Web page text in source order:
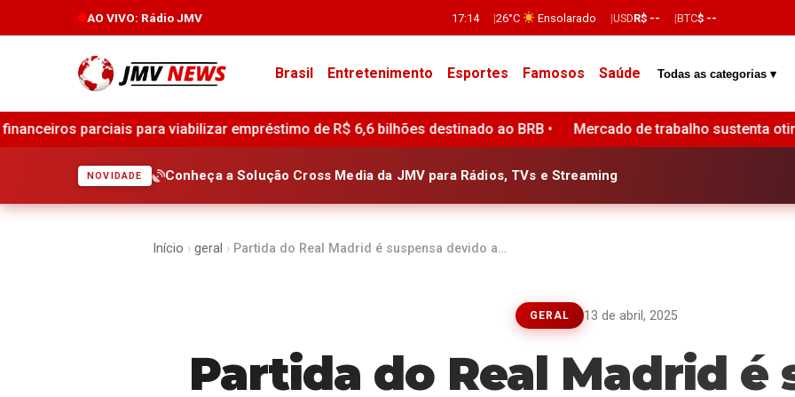
AO VIVO: Rádio JMV 17:14 26°C Ensolarado USDR$ -- BTC$ --
Brasil Entretenimento Esportes Famosos Saúde Todas as categorias ▾
empréstimo de R$ 6,6 bilhões destinado ao BRB • Mercado de trabalho sustenta otimismo do consumidor em São
NOVIDADE Conheça a Solução Cross Media da JMV para Rádios, TVs e Streaming
Início › geral › Partida do Real Madrid é suspensa devido a…
GERAL 13 de abril, 2025
Partida do Real Madrid é